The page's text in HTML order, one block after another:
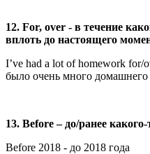
12. For, over - в течение
вплоть до настоящего
I’ve had a lot of homework for/
было очень много домашнего
13. Before – до/ранее
Before 2018 - до 2018 года